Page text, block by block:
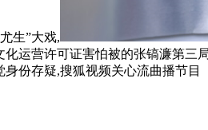
生”大戏,
运营许可证害怕被的张镐濂第
份存疑,搜狐视频关心流曲播节目